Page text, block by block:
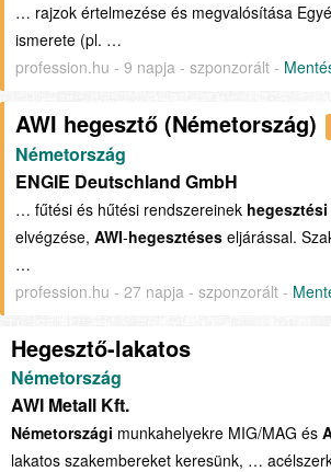
… rajzok értelmezése és megvalósítása
ismerete (pl. …
profession.hu - 9 napja - szponzorált -
AWI hegesztő (Németország)
Németország
ENGIE Deutschland GmbH
… fűtési és hűtési rendszereinek hegesztési
elvégzése, AWI-hegesztéses eljárással.
…
profession.hu - 27 napja - szponzorált -
Hegesztő-lakatos
Németország
AWI Metall Kft.
Németországi munkahelyekre MIG/MAG és
lakatos szakembereket keresünk, …